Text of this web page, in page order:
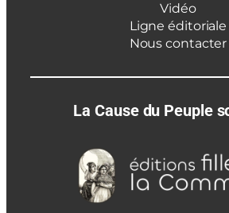
Vidéo
Ligne éditoriale
Nous contacter
La Cause du Peuple